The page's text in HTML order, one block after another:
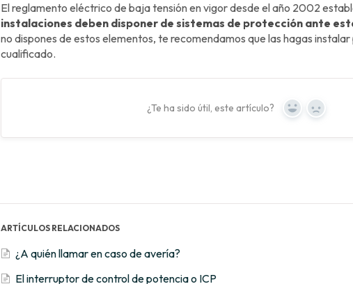
El reglamento eléctrico de baja tensión en vigor desde el año 2002
instalaciones deben disponer de sistemas de protección ante
no dispones de estos elementos, te recomendamos que las hagas
cualificado.
¿Te ha sido útil, este artículo? Yes No
ARTÍCULOS RELACIONADOS
¿A quién llamar en caso de avería?
El interruptor de control de potencia o ICP